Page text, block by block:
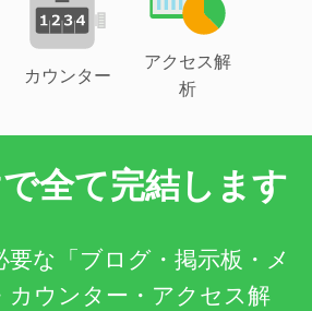
カウンター
アクセス解
析
全て完結します
な「ブログ・掲示板・メ
カウンター・アクセス解